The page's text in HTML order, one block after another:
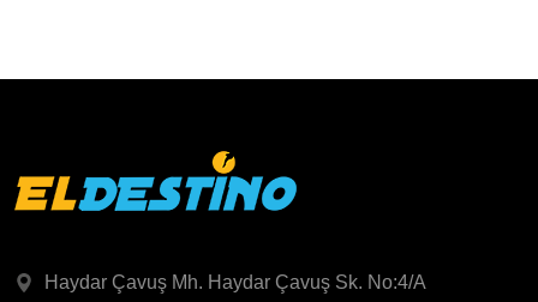
Haydar Çavuş Mh. Haydar Çavuş Sk. No:4/A